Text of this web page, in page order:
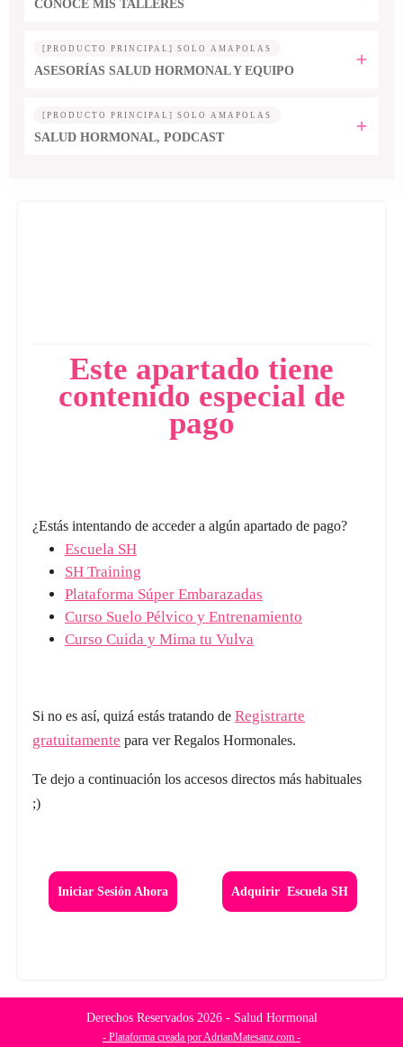
Este apartado tiene
contenido especial de
pago
¿Estás intentando de acceder a algún apartado de pago?
Escuela SH
SH Training
Plataforma Súper Embarazadas
Curso Suelo Pélvico y Entrenamiento
Curso Cuida y Mima tu Vulva
Si no es así, quizá estás tratando de Registrarte
gratuitamente para ver Regalos Hormonales.
Te dejo a continuación los accesos directos más habituales
;)
Iniciar Sesión Ahora Adquirir Escuela SH
CONOCE MIS TALLERES
[PRODUCTO PRINCIPAL] SOLO AMAPOLAS
ASESORÍAS SALUD HORMONAL Y EQUIPO
[PRODUCTO PRINCIPAL] SOLO AMAPOLAS
SALUD HORMONAL, PODCAST
Derechos Reservados 2026- Salud Hormonal
- Plataforma creada por AdrianMatesanz.com -